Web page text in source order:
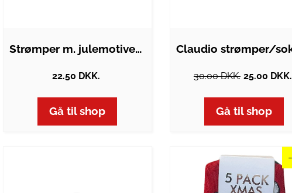
Strømper m. julemotiver | Bomuld | Sort…
22.50 DKK.
Gå til shop
30.00 DKK. 25.00 DKK.
Gå til shop